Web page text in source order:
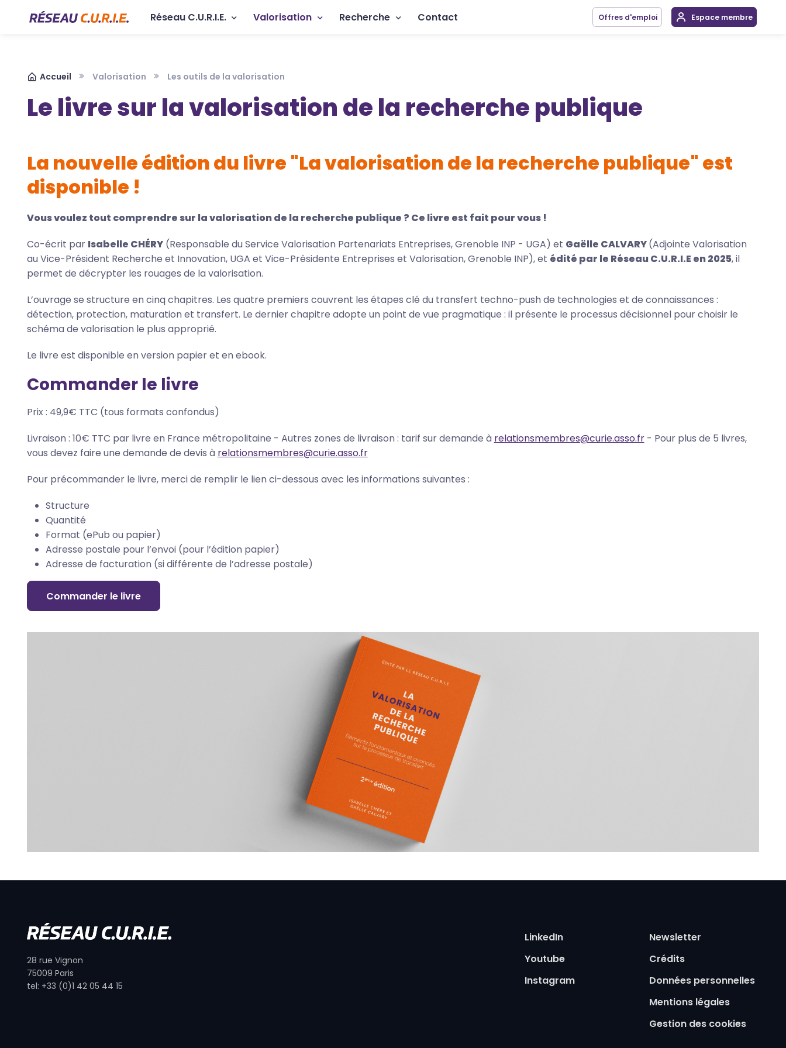
Navigation principale
Réseau C.U.R.I.E. Valorisation Recherche Contact Offres d'emploi Espace membre
Accueil Valorisation Les outils de la valorisation
Le livre sur la valorisation de la recherche publique
La nouvelle édition du livre "La valorisation de la recherche publique" est
disponible !
Vous voulez tout comprendre sur la valorisation de la recherche publique ? Ce livre est fait pour vous !
Co-écrit par Isabelle CHÉRY(Responsable du Service Valorisation Partenariats Entreprises, Grenoble INP - UGA) et Gaëlle CALVARY(Adjointe Valorisation
au Vice-Président Recherche et Innovation, UGA et Vice-Présidente Entreprises et Valorisation, Grenoble INP), et édité par le Réseau C.U.R.I.E en 2025, il
permet de décrypter les rouages de la valorisation.
L’ouvrage se structure en cinq chapitres. Les quatre premiers couvrent les étapes clé du transfert techno-push de technologies et de connaissances :
détection, protection, maturation et transfert. Le dernier chapitre adopte un point de vue pragmatique : il présente le processus décisionnel pour choisir le
schéma de valorisation le plus approprié.
Le livre est disponible en version papier et en ebook.
Commander le livre
Prix : 49,9€ TTC (tous formats confondus)
Livraison : 10€ TTC par livre en France métropolitaine - Autres zones de livraison : tarif sur demande à relationsmembres@curie.asso.fr- Pour plus de 5 livres,
vous devez faire une demande de devis à relationsmembres@curie.asso.fr
Pour précommander le livre, merci de remplir le lien ci-dessous avec les informations suivantes :
Structure
Quantité
Format (ePub ou papier)
Adresse postale pour l’envoi (pour l’édition papier)
Adresse de facturation (si différente de l’adresse postale)
Commander le livre
28 rue Vignon
75009 Paris
tel: +33 (0)1 42 05 44 15
LinkedIn
Youtube
Instagram
Pied de page
Newsletter
Crédits
Données personnelles
Mentions légales
Gestion des cookies